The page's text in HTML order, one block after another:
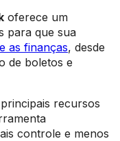
oferece um
para que sua
as finanças, desde
de boletos e
recursos
controle e menos